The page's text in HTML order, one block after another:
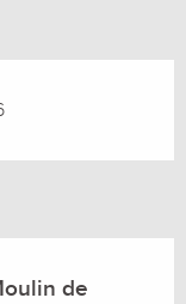
de